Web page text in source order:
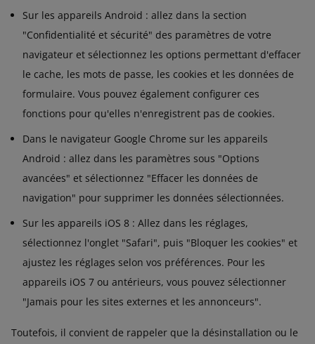
Sur les appareils Android : allez dans la section
"Confidentialité et sécurité" des paramètres de votre
navigateur et sélectionnez les options permettant d'effacer
le cache, les mots de passe, les cookies et les données de
formulaire. Vous pouvez également configurer ces
fonctions pour qu'elles n'enregistrent pas de cookies.
Dans le navigateur Google Chrome sur les appareils
Android : allez dans les paramètres sous "Options
avancées" et sélectionnez "Effacer les données de
navigation" pour supprimer les données sélectionnées.
Sur les appareils iOS 8 : Allez dans les réglages,
sélectionnez l'onglet "Safari", puis "Bloquer les cookies" et
ajustez les réglages selon vos préférences. Pour les
appareils iOS 7 ou antérieurs, vous pouvez sélectionner
"Jamais pour les sites externes et les annonceurs".
Toutefois, il convient de rappeler que la désinstallation ou le